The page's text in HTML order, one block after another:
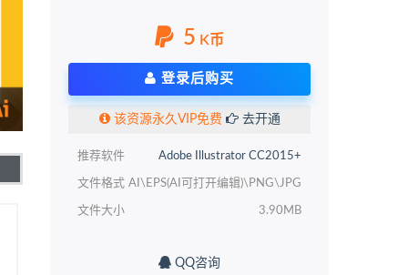
5 K币
登录后购买
该资源永久VIP免费 去开通
推荐软件 Adobe Illustrator CC2015+
文件格式 AI\EPS(AI可打开编辑)\PNG\JPG
文件大小 3.90MB
QQ咨询